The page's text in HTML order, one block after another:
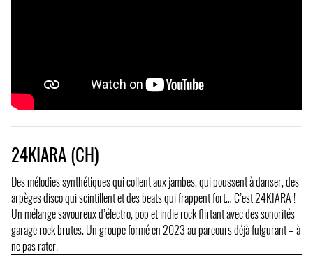
24KIARA (CH)
Des mélodies synthétiques qui collent aux jambes, qui poussent à danser, des
arpèges disco qui scintillent et des beats qui frappent fort… C’est 24KIARA !
Un mélange savoureux d’électro, pop et indie rock flirtant avec des sonorités
garage rock brutes. Un groupe formé en 2023 au parcours déjà fulgurant – à
ne pas rater.